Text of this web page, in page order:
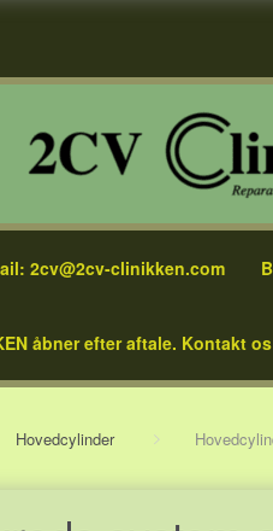
2cv@2cv-clinikken.com
åbner efter aftale. Kontakt
Hovedcylinder